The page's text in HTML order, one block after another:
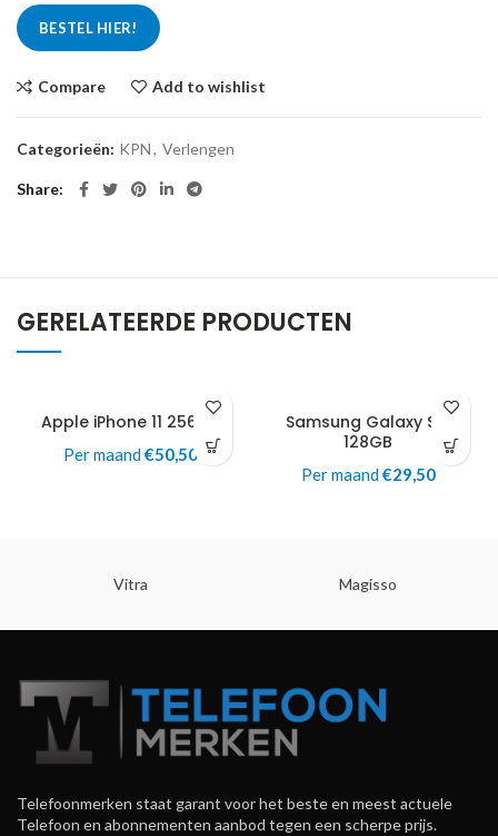
BESTEL HIER!
Compare Add to wishlist
Categorieën: KPN, Verlengen
Share
GERELATEERDE PRODUCTEN
Apple iPhone 11 256GB
Per maand€50,50
Samsung Galaxy S10
128GB
Per maand€29,50
Vitra Magisso
Telefoonmerken staat garant voor het beste en meest actuele
Telefoon en abonnementen aanbod tegen een scherpe prijs.